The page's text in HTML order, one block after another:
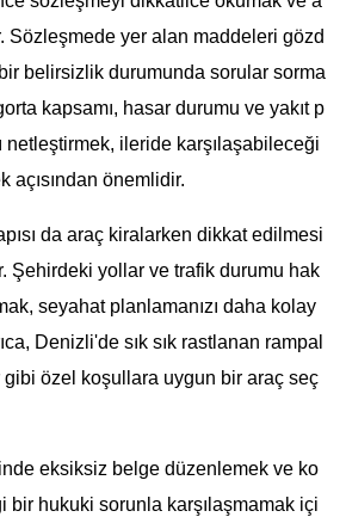
Sözleşmede yer alan maddeleri gözd
belirsizlik durumunda sorular sorma
kapsamı, hasar durumu ve yakıt p
netleştirmek, ileride karşılaşabileceği
açısından önemlidir.
da araç kiralarken dikkat edilmesi
Şehirdeki yollar ve trafik durumu hak
seyahat planlamanızı daha kolay
Denizli'de sık sık rastlanan rampal
özel koşullara uygun bir araç seç
eksiksiz belge düzenlemek ve ko
bir hukuki sorunla karşılaşmamak içi